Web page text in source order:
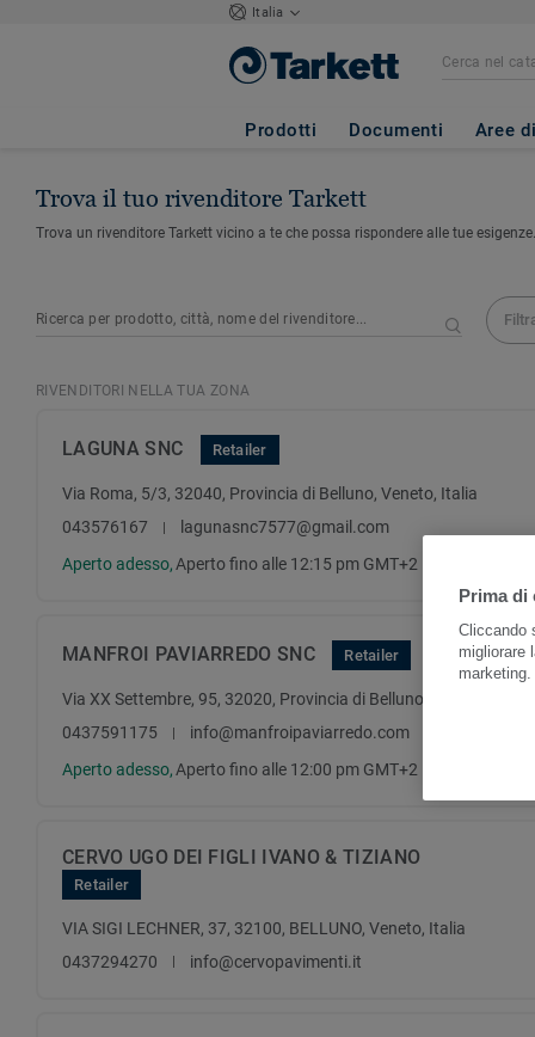
Italia
Prodotti Documenti Aree
Trova il tuo rivenditore Tarkett
Trova un rivenditore Tarkett vicino a te che possa rispondere alle tue esigenze.
RIVENDITORI NELLA TUA ZONA
LAGUNA SNC Retailer
Via Roma, 5/3, 32040, Provincia di Belluno, Veneto, Italia
043576167
lagunasnc7577@gmail.com
Aperto adesso, Aperto fino alle 12:15 pm GMT+2
MANFROI PAVIARREDO SNC Retailer
Via XX Settembre, 95, 32020, Provincia di Belluno, Veneto, Italia
0437591175
info@manfroipaviarredo.com
Aperto adesso, Aperto fino alle 12:00 pm GMT+2
CERVO UGO DEI FIGLI IVANO & TIZIANO
Retailer
VIA SIGI LECHNER, 37, 32100, BELLUNO, Veneto, Italia
0437294270
info@cervopavimenti.it
Prima di
Cliccando
migliorare
marketing.